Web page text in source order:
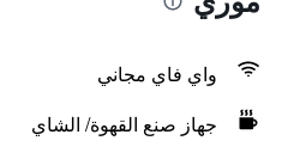
واي فاي مجاني
جهاز صنع القهوة/ الشاي